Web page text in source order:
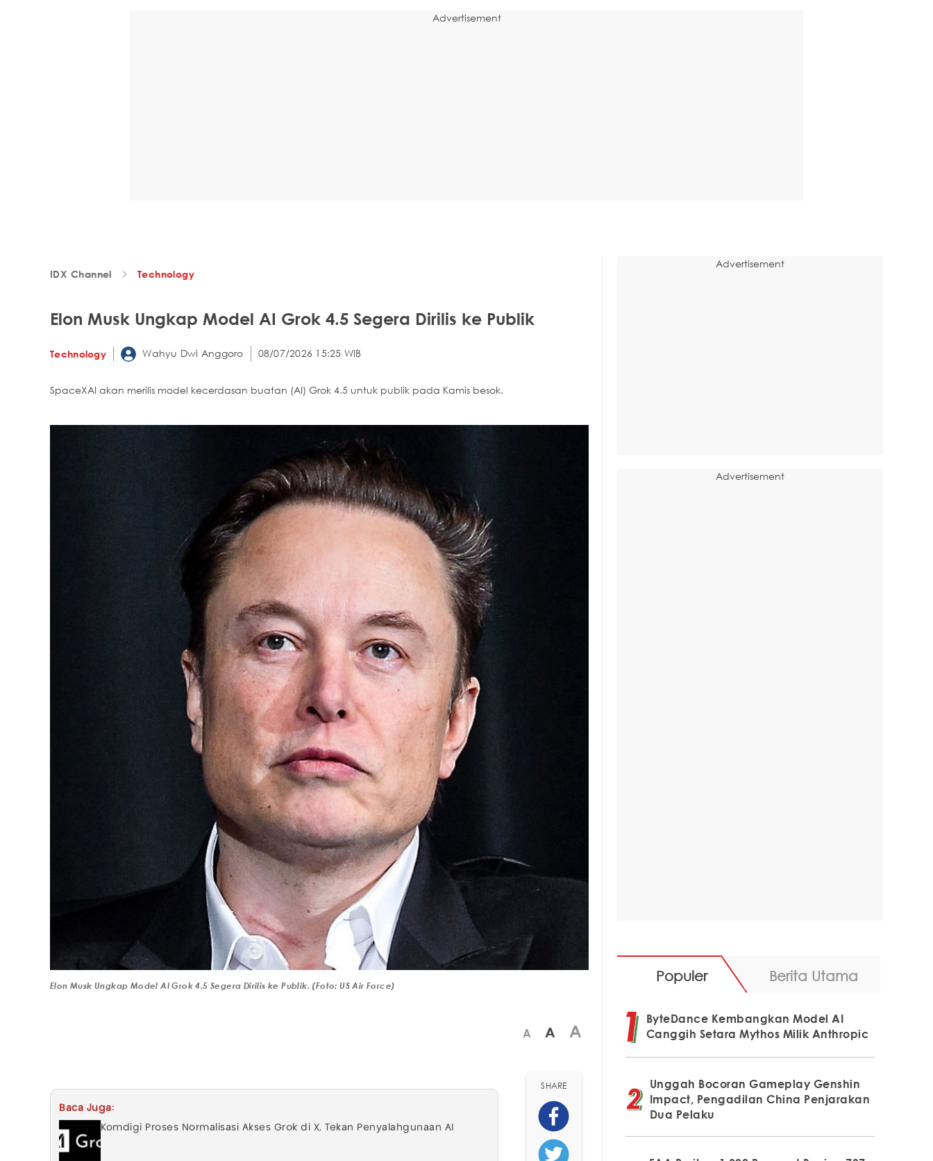
Advertisement
IDX Channel Technology
Elon Musk Ungkap Model AI Grok 4.5 Segera Dirilis ke Publik
Technology Wahyu Dwi Anggoro 08/07/2026 15:25 WIB
SpaceXAI akan merilis model kecerdasan buatan (AI) Grok 4.5 untuk publik pada Kamis besok.
Elon Musk Ungkap Model AI Grok 4.5 Segera Dirilis ke Publik. (Foto: US Air Force)
A A A
Baca Juga:
Komdigi Proses Normalisasi Akses Grok di X, Tekan Penyalahgunaan AI
SHARE
Advertisement
Advertisement
Populer Berita Utama
ByteDance Kembangkan Model AI
Canggih Setara Mythos Milik Anthropic
Unggah Bocoran Gameplay Genshin
Impact, Pengadilan China Penjarakan
Dua Pelaku